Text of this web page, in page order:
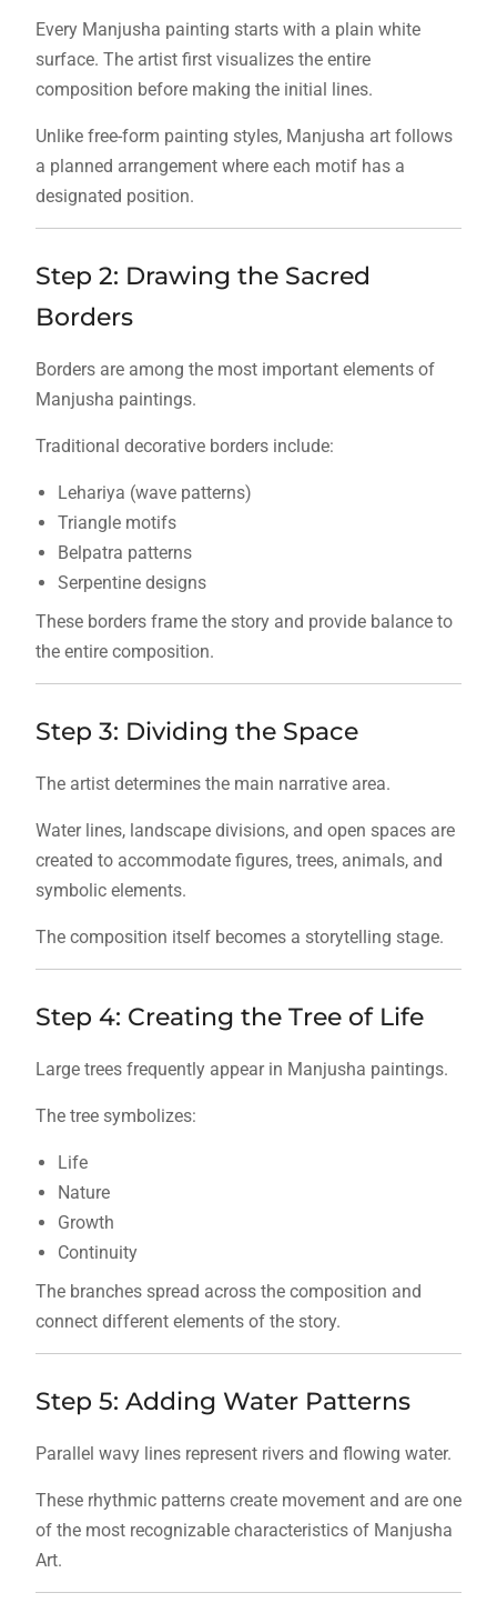
Every Manjusha painting starts with a plain white
surface. The artist first visualizes the entire
composition before making the initial lines.
Unlike free-form painting styles, Manjusha art follows
a planned arrangement where each motif has a
designated position.
Step 2: Drawing the Sacred
Borders
Borders are among the most important elements of
Manjusha paintings.
Traditional decorative borders include:
Lehariya (wave patterns)
Triangle motifs
Belpatra patterns
Serpentine designs
These borders frame the story and provide balance to
the entire composition.
Step 3: Dividing the Space
The artist determines the main narrative area.
Water lines, landscape divisions, and open spaces are
created to accommodate figures, trees, animals, and
symbolic elements.
The composition itself becomes a storytelling stage.
Step 4: Creating the Tree of Life
Large trees frequently appear in Manjusha paintings.
The tree symbolizes:
Life
Nature
Growth
Continuity
The branches spread across the composition and
connect different elements of the story.
Step 5: Adding Water Patterns
Parallel wavy lines represent rivers and flowing water.
These rhythmic patterns create movement and are one
of the most recognizable characteristics of Manjusha
Art.